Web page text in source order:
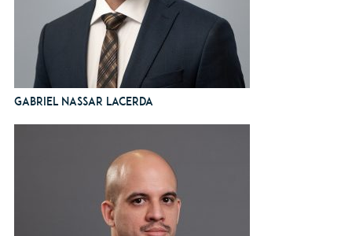
Gabriel Nassar Lacerda